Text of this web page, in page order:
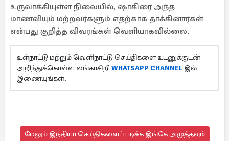
உருவாக்கியுள்ள நிலையில், ஷாகிரை அந்த
மாணவியும் மற்றவர்களும் எதற்காக தாக்கினார்கள்
என்பது குறித்த விவரங்கள் வெளியாகவில்லை.
உள்நாட்டு மற்றும் வெளிநாட்டு செய்திகளை உடனுக்குடன்
அறிந்துக்கொள்ள லங்காசிறி WHATSAPP CHANNEL இல்
இணையுங்கள்.
மேலும் இந்தியா செய்திகளைப் படிக்க இங்கே அழுத்தவும்